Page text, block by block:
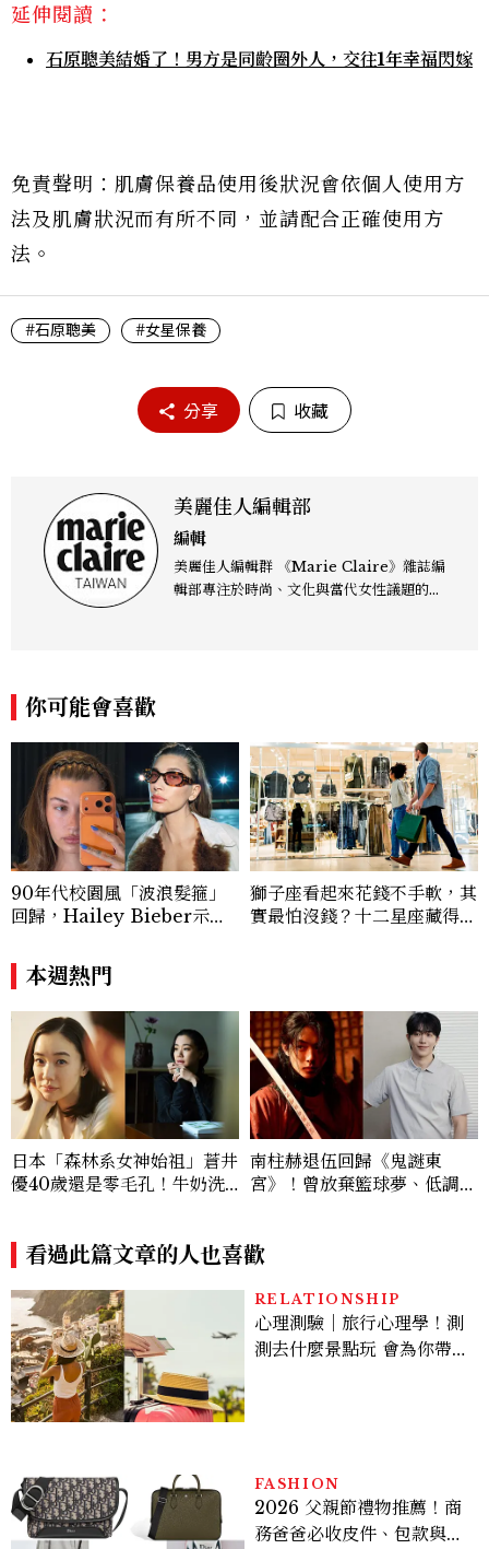
延伸閱讀：
石原聰美結婚了！男方是同齡圈外人，交往1年幸福閃嫁
免責聲明：肌膚保養品使用後狀況會依個人使用方
法及肌膚狀況而有所不同，並請配合正確使用方
法。
#石原聰美 #女星保養
分享 收藏
美麗佳人編輯部
編輯
美麗佳人編輯群 《Marie Claire》雜誌編
輯部專注於時尚、文化與當代女性議題的深
度的內容。 《Marie Claire》始終以敏銳
視角與編輯直覺，引領讀者探索女性多元面
貌與生活品味風格的無限可能。
你可能會喜歡
90年代校園風「波浪髮箍」
回歸，Hailey Bieber示範
u髮箍未開賣先爆紅！
獅子座看起來花錢不手軟，其
實最怕沒錢？十二星座藏得最
本週熱門
日本「森林系女神始祖」蒼井
優40歲還是零毛孔！牛奶洗
南柱赫退伍回歸《鬼謎東
宮》！曾放棄籃球夢、低調捐
看過此篇文章的人也喜歡
RELATIONSHIP
心理測驗｜旅行心理學！測
測去什麼景點玩 會為你帶來
FASHION
2026 父親節禮物推薦！商
務爸爸必收皮件、包款與鞋